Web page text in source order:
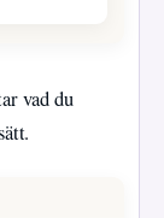
vad du